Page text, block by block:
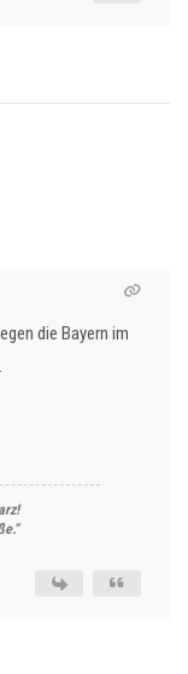
die Bayern im